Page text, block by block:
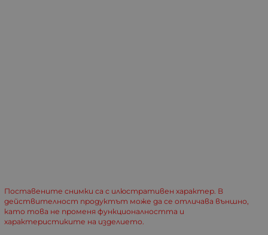
Поставените снимки са с илюстративен характер. В
действителност продуктът може да се отличава външно,
като това не променя функционалността и
характеристиките на изделието.